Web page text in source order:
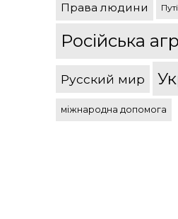
Права людини
Російська
Русский мир
міжнародна допомога